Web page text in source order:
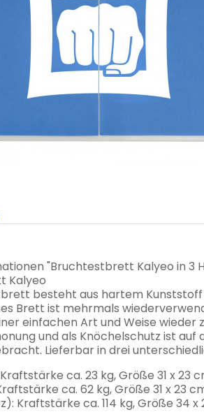
"Bruchtestbrett Kalyeo in 3
Kalyeo
besteht aus hartem
Brett ist mehrmals
einfachen Art und Weise
und als Knöchelschutz ist
Lieferbar in drei
ca. 23 kg, Größe 31 x 23
ca. 62 kg, Größe 31 x 23
Kraftstärke ca. 114 kg, Größe 34 x